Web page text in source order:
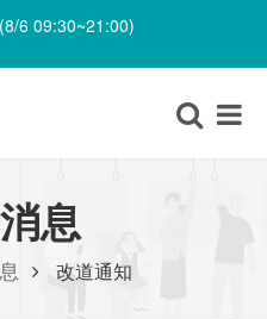
6 09:30~21:00)
6 09:30~21:00)
息
改道通知